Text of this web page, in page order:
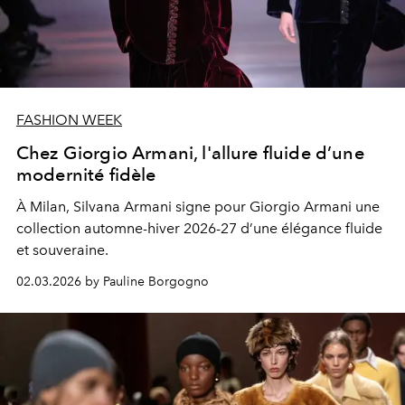
FASHION WEEK
Chez Giorgio Armani, l'allure fluide d’une
modernité fidèle
À Milan, Silvana Armani signe pour Giorgio Armani une
collection automne-hiver 2026-27 d’une élégance fluide
et souveraine.
02.03.2026 by Pauline Borgogno